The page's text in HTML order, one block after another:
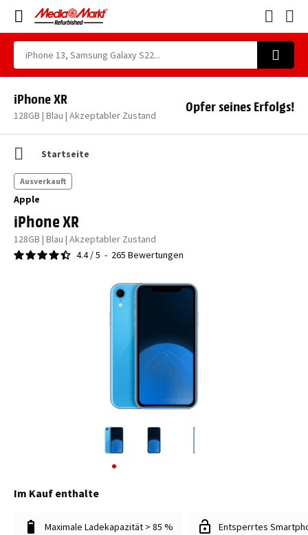
iPhone XR
128GB | Blau | Akzeptabler Zustand
Opfer seines Erfolgs!
Startseite
Apple
iPhone XR
128GB | Blau | Akzeptabler Zustand
4.4 /5 - 265 Bewertungen
Ausverkauft
Im Kauf enthalte
Maximale Ladekapazität > 85 % Entsperrtes